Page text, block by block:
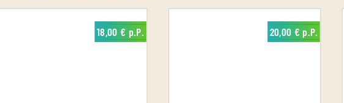
18,00 € p.P. 20,00 € p.P.